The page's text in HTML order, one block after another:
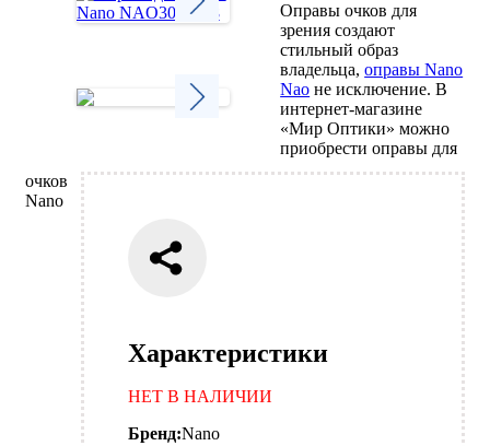
Характеристики
НЕТ В НАЛИЧИИ
Бренд:Nano
Оправы очков для
зрения создают
стильный образ
владельца,оправы Nano
Nao не исключение. В
интернет-магазине
«Мир Оптики» можно
приобрести оправы для
очков
Nano